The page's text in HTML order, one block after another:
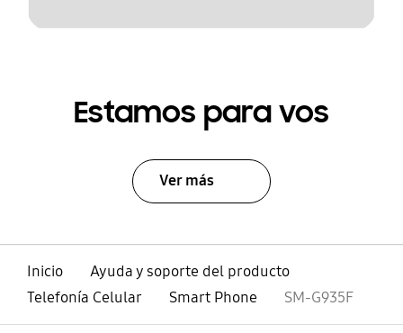
Estamos para vos
Ver más
Inicio
Ayuda y soporte del producto
Telefonía Celular
Smart Phone SM-G935F